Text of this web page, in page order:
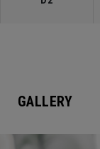
GALLERY